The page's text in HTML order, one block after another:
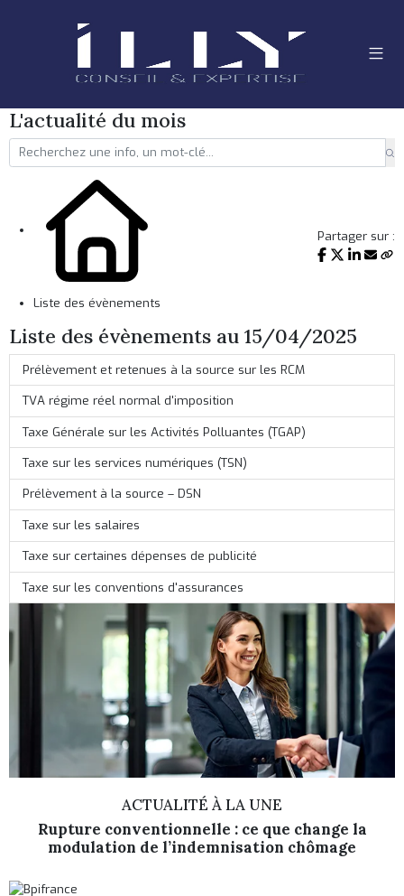
L'actualité du mois
Liste des évènements
Partager sur :
Liste des évènements au 15/04/2025
Prélèvement et retenues à la source sur les RCM
TVA régime réel normal d'imposition
Taxe Générale sur les Activités Polluantes (TGAP)
Taxe sur les services numériques (TSN)
Prélèvement à la source – DSN
Taxe sur les salaires
Taxe sur certaines dépenses de publicité
Taxe sur les conventions d'assurances
ACTUALITÉ À LA UNE
Rupture conventionnelle : ce que change la
modulation de l’indemnisation chômage